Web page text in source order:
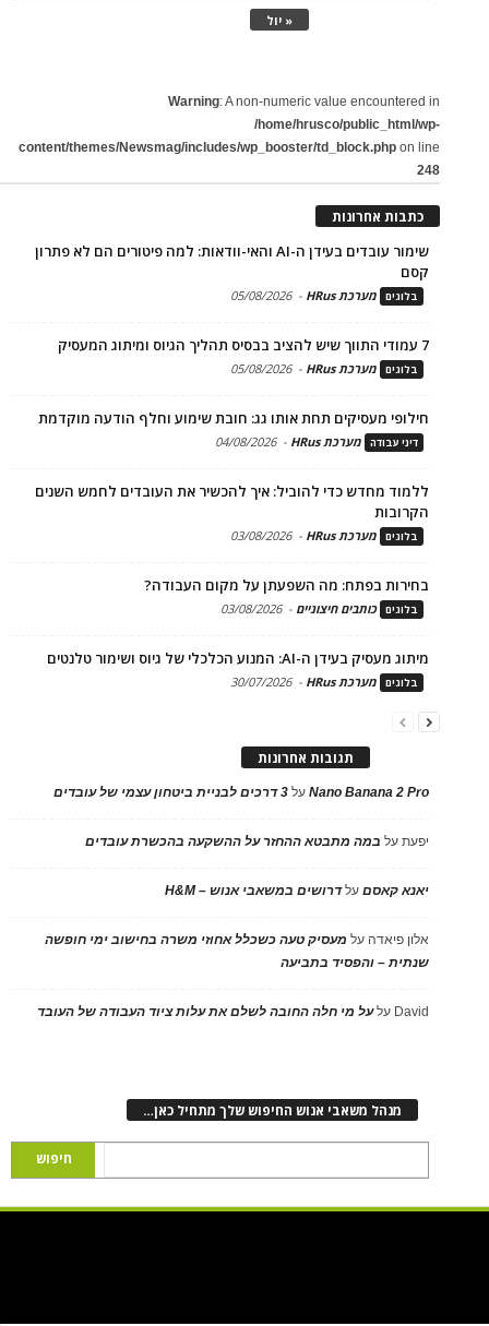
« יול
Warning: A non-numeric value encountered in
/home/hrusco/public_html/wp-
content/themes/Newsmag/includes/wp_booster/td_block.php on line
248
כתבות אחרונות
שימור עובדים בעידן ה-AI והאי-וודאות: למה פיטורים הם לא פתרון
קסם
בלוגים מערכת HRus -
05/08/2026
7 עמודי התווך שיש להציב בבסיס תהליך הגיוס ומיתוג המעסיק
בלוגים מערכת HRus -
05/08/2026
חילופי מעסיקים תחת אותו גג: חובת שימוע וחלף הודעה מוקדמת
דיני עבודה מערכת HRus -
04/08/2026
ללמוד מחדש כדי להוביל: איך להכשיר את העובדים לחמש השנים
הקרובות
בלוגים מערכת HRus -
03/08/2026
בחירות בפתח: מה השפעתן על מקום העבודה?
בלוגים כותבים חיצוניים -
03/08/2026
מיתוג מעסיק בעידן ה-AI: המנוע הכלכלי של גיוס ושימור טלנטים
בלוגים מערכת HRus -
30/07/2026
תגובות אחרונות
Nano Banana 2 Proעל 3 דרכים לבניית ביטחון עצמי של עובדים
יפעתעל במה מתבטא ההחזר על ההשקעה בהכשרת עובדים
יאנא קאסםעלדרושים במשאבי אנוש – H&M
אלון פיאדה על מעסיק טעה כשכלל אחוזי משרה בחישוב ימי חופשה
שנתית – והפסיד בתביעה
David עלעל מי חלה החובה לשלם את עלות ציוד העבודה של העובד
מנהל משאבי אנוש החיפוש שלך מתחיל כאן…